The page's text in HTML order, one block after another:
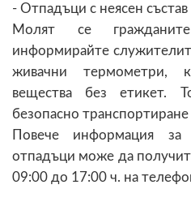
- Отпадъци с неясен състав
Молят се
информирайте
живачни термометри,
вещества без етикет.
безопасно
Повече информация за
отпадъци може да
09:00 до 17:00 ч. на